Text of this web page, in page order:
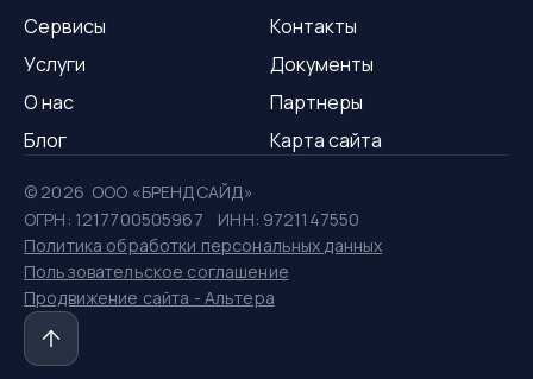
Сервисы
Услуги
О нас
Блог
Контакты
Документы
Партнеры
Карта сайта
© 2026 ООО «БРЕНДСАЙД»
ОГРН: 1217700505967 ИНН: 9721147550
Политика обработки персональных данных
Пользовательское соглашение
Продвижение сайта - Альтера